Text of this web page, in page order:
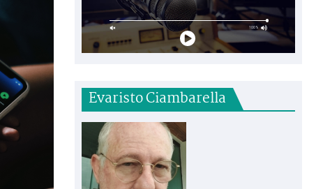
Evaristo Ciambarella